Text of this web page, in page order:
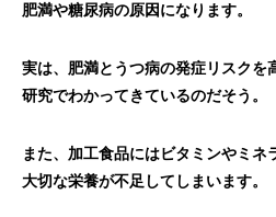
肥満や糖尿病の原因になります。
実は、肥満とうつ病の発症リスクを
研究でわかってきているのだそう。
また、加工食品にはビタミンやミネ
大切な栄養が不足してしまいます。